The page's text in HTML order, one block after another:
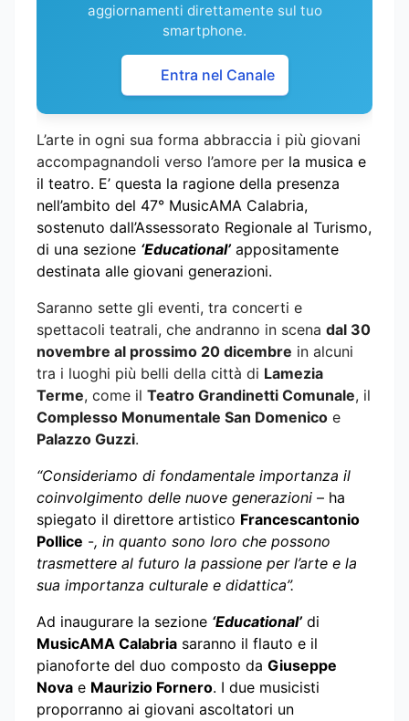
aggiornamenti direttamente sul tuo
smartphone.
Entra nel Canale
L’arte in ogni sua forma abbraccia i più giovani
accompagnandoli verso l’amore per la musica e
il teatro. E’ questa la ragione della presenza
nell’ambito del 47° MusicAMA Calabria,
sostenuto dall’Assessorato Regionale al Turismo,
di una sezione ‘Educational’ appositamente
destinata alle giovani generazioni.
Saranno sette gli eventi, tra concerti e
spettacoli teatrali, che andranno in scena dal 30
novembre al prossimo 20 dicembre in alcuni
tra i luoghi più belli della città di Lamezia
Terme, come il Teatro Grandinetti Comunale, il
Complesso Monumentale San Domenico e
Palazzo Guzzi.
“Consideriamo di fondamentale importanza il
coinvolgimento delle nuove generazioni – ha
spiegato il direttore artistico Francescantonio
Pollice -, in quanto sono loro che possono
trasmettere al futuro la passione per l’arte e la
sua importanza culturale e didattica”.
Ad inaugurare la sezione ‘Educational’ di
MusicAMA Calabria saranno il flauto e il
pianoforte del duo composto da Giuseppe
Nova e Maurizio Fornero. I due musicisti
proporranno ai giovani ascoltatori un